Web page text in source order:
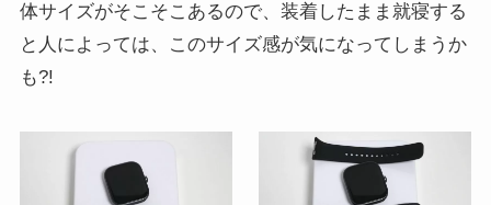
体サイズがそこそこあるので、装着したまま就寝する
と人によっては、このサイズ感が気になってしまうか
も?!